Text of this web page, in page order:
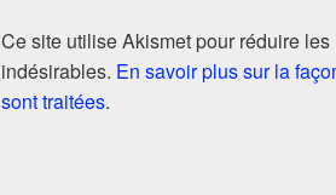
Ce site utilise Akismet pour réduire les
indésirables. En savoir plus sur la
sont traitées.